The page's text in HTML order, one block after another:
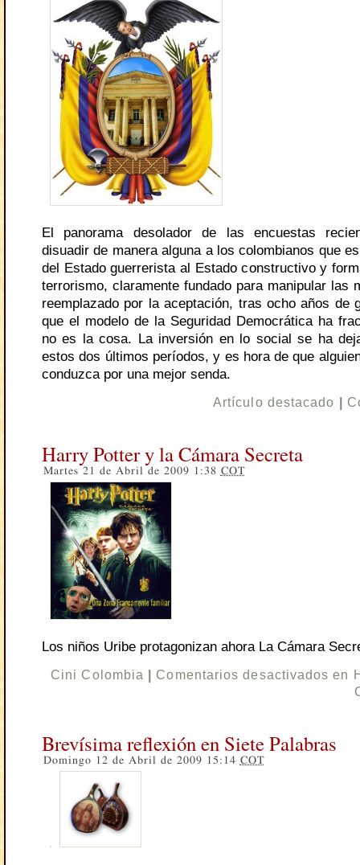
El panorama desolador de las encuestas
disuadir de manera alguna a los colombianos que
del Estado guerrerista al Estado constructivo y
terrorismo, claramente fundado para manipular las
reemplazado por la aceptación, tras ocho años de
que el modelo de la Seguridad Democrática ha
no es la cosa. La inversión en lo social se ha
estos dos últimos períodos, y es hora de que
conduzca por una mejor senda.
Artículo destacado
Harry Potter y la Cámara Secreta
Martes 21 de Abril de 2009 1:38 COT
Los niños Uribe protagonizan ahora La Cámara
Cini Colombia Comentarios desactivados en
Brevísima reflexión en Siete Palabras
Domingo 12 de Abril de 2009 15:14 COT